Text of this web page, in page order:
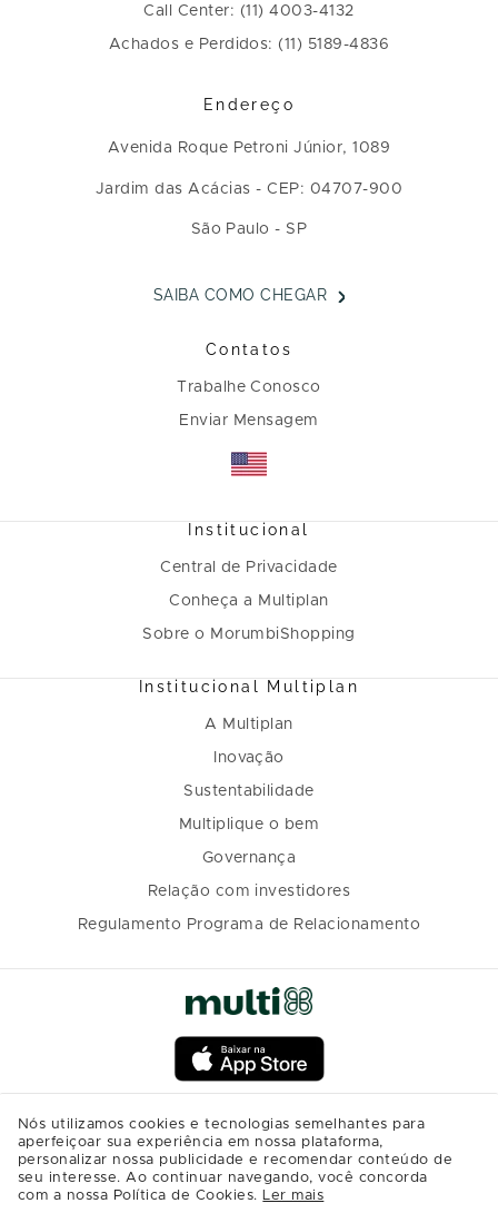
Call Center: (11) 4003-4132
Achados e Perdidos: (11) 5189-4836
Endereço
Avenida Roque Petroni Júnior, 1089
Jardim das Acácias - CEP: 04707-900
São Paulo - SP
SAIBA COMO CHEGAR
Contatos
Trabalhe Conosco
Enviar Mensagem
Institucional
Central de Privacidade
Conheça a Multiplan
Sobre o MorumbiShopping
Institucional Multiplan
A Multiplan
Inovação
Sustentabilidade
Multiplique o bem
Governança
Relação com investidores
Regulamento Programa de Relacionamento
Nós utilizamos cookies e tecnologias semelhantes para
aperfeiçoar sua experiência em nossa plataforma,
personalizar nossa publicidade e recomendar conteúdo de
seu interesse. Ao continuar navegando, você concorda
com a nossa Política de Cookies. Ler mais